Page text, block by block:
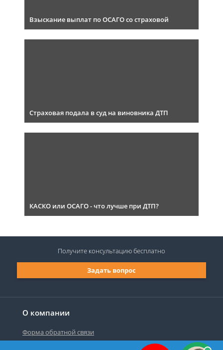
Взыскание выплат по ОСАГО со страховой
Страховая подала в суд на виновника ДТП
КАСКО или ОСАГО - что лучше при ДТП?
О компании
Форма обратной связи
Задать вопрос
Получите консультациюбесплатно